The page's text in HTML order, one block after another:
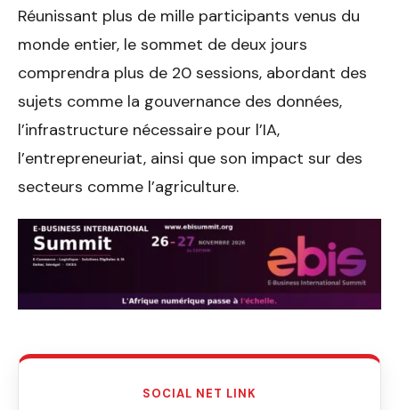
Réunissant plus de mille participants venus du
monde entier, le sommet de deux jours
comprendra plus de 20 sessions, abordant des
sujets comme la gouvernance des données,
l’infrastructure nécessaire pour l’IA,
l’entrepreneuriat, ainsi que son impact sur des
secteurs comme l’agriculture.
SOCIAL NET LINK